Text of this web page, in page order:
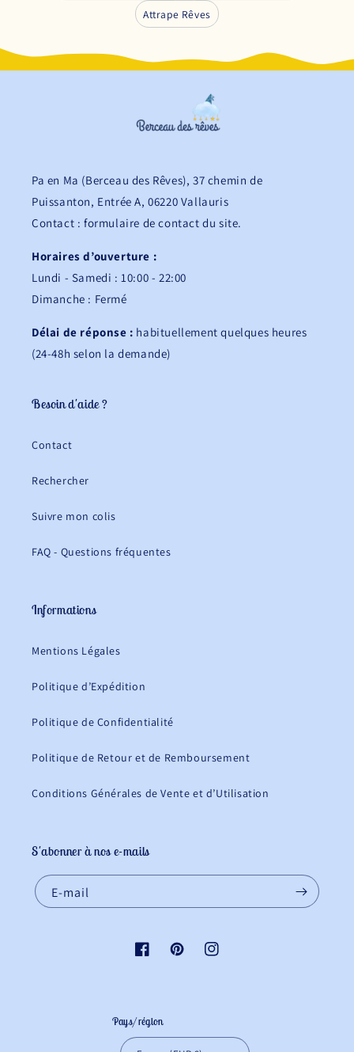
Attrape Rêves
Pa en Ma (Berceau des Rêves), 37 chemin de
Puissanton, Entrée A, 06220 Vallauris
Contact : formulaire de contact du site.
Horaires d’ouverture :
Lundi - Samedi : 10:00 - 22:00
Dimanche : Fermé
Délai de réponse : habituellement quelques heures
(24-48h selon la demande)
Besoin d'aide ?
Contact
Rechercher
Suivre mon colis
FAQ - Questions fréquentes
Informations
Mentions Légales
Politique d’Expédition
Politique de Confidentialité
Politique de Retour et de Remboursement
Conditions Générales de Vente et d’Utilisation
S'abonner à nos e-mails
E-mail
FacebookPinterestInstagram
Pays/région